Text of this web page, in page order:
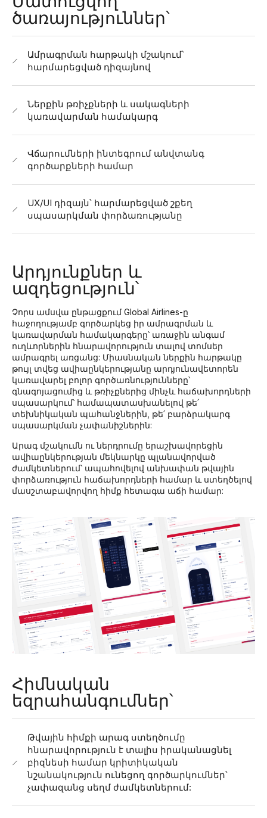
ծառայություններ՝
Ամրագրման հարթակի մշակում՝
հարմարեցված դիզայնով
Ներքին թռիչքների և սակագների
կառավարման համակարգ
Վճարումների ինտեգրում անվտանգ
գործարքների համար
UX/UI դիզայն՝ հարմարեցված շքեղ
սպասարկման փորձառությանը
Արդյունքներ և
ազդեցություն՝
Չորս ամսվա ընթացքում Global Airlines-ը
հաջողությամբ գործարկեց իր ամրագրման և
կառավարման համակարգերը՝ առաջին անգամ
ուղևորներին հնարավորություն տալով տոմսեր
ամրագրել առցանց: Միասնական ներքին հարթակը
թույլ տվեց ավիաընկերությանը արդյունավետորեն
կառավարել բոլոր գործառնությունները՝
գնագոյացումից և թռիչքներից մինչև հաճախորդների
սպասարկում՝ համապատասխանելով թե՛
տեխնիկական պահանջներին, թե՛ բարձրակարգ
սպասարկման չափանիշներին:
Արագ մշակումն ու ներդրումը երաշխավորեցին
ավիաընկերության մեկնարկը պլանավորված
ժամկետներում՝ ապահովելով անխափան թվային
փորձառություն հաճախորդների համար և ստեղծելով
մասշտաբավորվող հիմք հետագա աճի համար:
Հիմնական
եզրահանգումներ՝
Թվային հիմքի արագ ստեղծումը
հնարավորություն է տալիս իրականացնել
բիզնեսի համար կրիտիկական
նշանակություն ունեցող գործարկումներ՝
չափազանց սեղմ ժամկետներում: